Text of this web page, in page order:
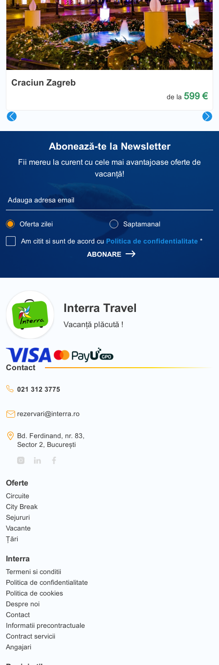
Craciun Zagreb
de la 599 €
Previous
Abonează-te la Newsletter
Fii mereu la curent cu cele mai avantajoase oferte de
vacanță!
Oferta zilei Saptamanal
Am citit si sunt de acord cu Politica de confidentialitate *
ABONARE
Interra Travel
Vacanță plăcută !
Oferte
Circuite
City Break
Sejururi
Vacante
Țări
Interra
Termeni si conditii
Politica de confidentialitate
Politica de cookies
Despre noi
Contact
Informatii precontractuale
Contract servicii
Angajari
Contact
021 312 3775
rezervari@interra.ro
Bd. Ferdinand, nr. 83,
Sector 2, București